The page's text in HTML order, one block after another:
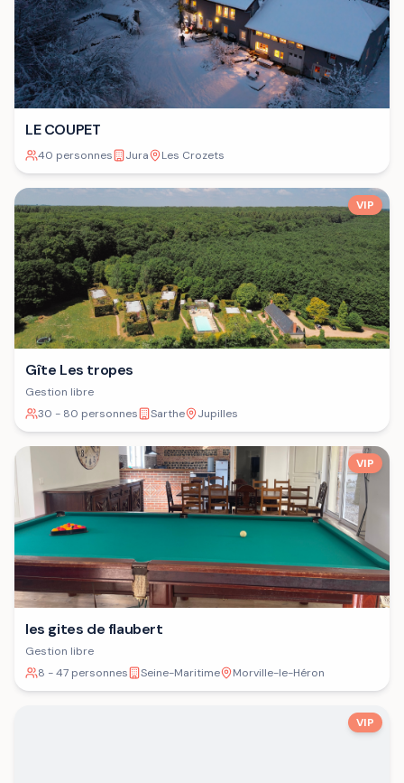
LE COUPET
40 personnes Jura Les Crozets
VIP
Gîte Les tropes
Gestion libre
30 - 80 personnes
Sarthe Jupilles
VIP
les gites de flaubert
Gestion libre
8 - 47 personnes
Seine-Maritime Morville-le-Héron
VIP